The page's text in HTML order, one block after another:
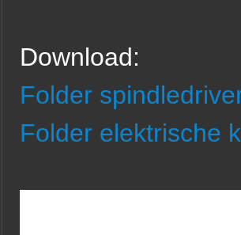
Download:
Folder
Folder elektrische